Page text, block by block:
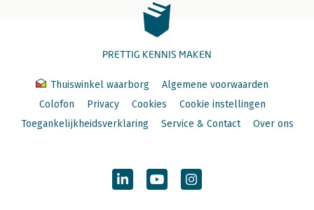
PRETTIG KENNIS MAKEN
Thuiswinkel waarborg
Algemene voorwaarden
Colofon
Privacy Cookies
Cookie instellingen
Toegankelijkheidsverklaring
Service & Contact Over ons